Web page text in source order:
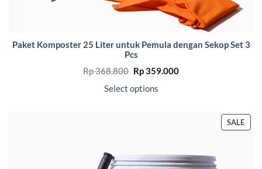
Paket Komposter 25 Liter untuk Pemula dengan Sekop Set 3
Pcs
Rp368.800 Original
price
was:
Rp 368.800.
Rp359.000Current
Select options
SALE
ON